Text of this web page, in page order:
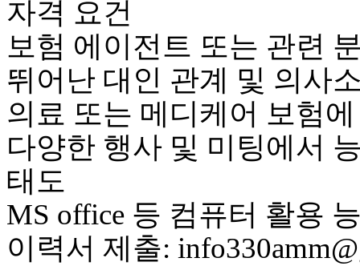
자격 요건
보험 에이전트 또는 관련
뛰어난 대인 관계 및 의사
의료 또는 메디케어 보험
다양한 행사 및 미팅에서
태도
MS office 등 컴퓨터 활용
이력서 제출: